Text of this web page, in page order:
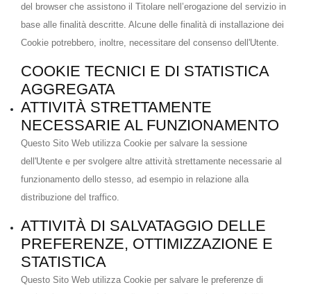
del browser che assistono il Titolare nell’erogazione del servizio in
base alle finalità descritte. Alcune delle finalità di installazione dei
Cookie potrebbero, inoltre, necessitare del consenso dell'Utente.
COOKIE TECNICI E DI STATISTICA
AGGREGATA
ATTIVITÀ STRETTAMENTE
NECESSARIE AL FUNZIONAMENTO
Questo Sito Web utilizza Cookie per salvare la sessione
dell'Utente e per svolgere altre attività strettamente necessarie al
funzionamento dello stesso, ad esempio in relazione alla
distribuzione del traffico.
ATTIVITÀ DI SALVATAGGIO DELLE
PREFERENZE, OTTIMIZZAZIONE E
STATISTICA
Questo Sito Web utilizza Cookie per salvare le preferenze di